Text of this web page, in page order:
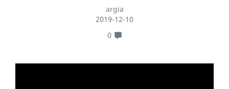
argia
2019-12-10
0